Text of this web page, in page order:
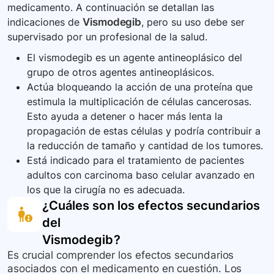
respuesta del cuerpo al vismodegib y supervisar
los efectos secundarios.
medicamento. A continuación se detallan las
indicaciones de Vismodegib, pero su uso debe ser
supervisado por un profesional de la salud.
El vismodegib es un agente antineoplásico del
grupo de otros agentes antineoplásicos.
Actúa bloqueando la acción de una proteína que
estimula la multiplicación de células cancerosas.
Esto ayuda a detener o hacer más lenta la
propagación de estas células y podría contribuir a
la reducción de tamaño y cantidad de los tumores.
Está indicado para el tratamiento de pacientes
adultos con carcinoma baso celular avanzado en
los que la cirugía no es adecuada.
¿Cuáles son los efectos secundarios
del
Vismodegib?
Es crucial comprender los efectos secundarios
asociados con el medicamento en cuestión. Los